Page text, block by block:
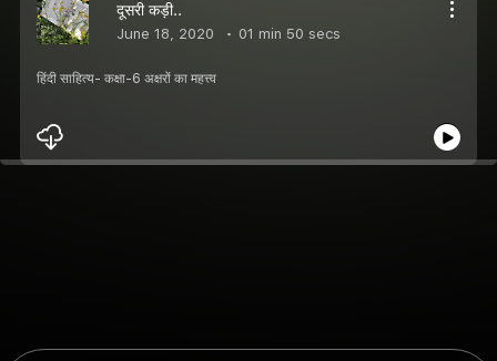
दूसरी कड़ी..
June 18, 2020 01 min 50 secs
हिंदी साहित्य- कक्षा-6 अक्षरों का महत्त्व